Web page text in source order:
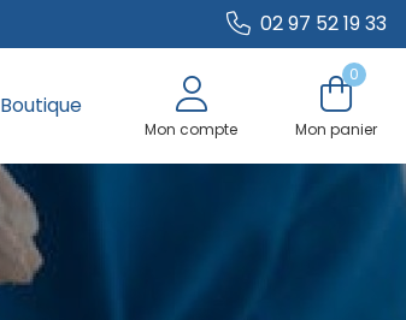
02 97 52 19 33
Boutique
Mon compte
0
Mon panier